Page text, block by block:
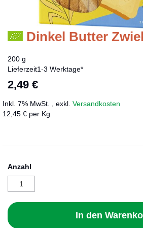
Dinkel Butter
200 g
Lieferzeit1-3 Werktage*
2,49 €
Inkl. 7% MwSt. exkl. Versandkosten
12,45 € per Kg
Anzahl
In den
Zum
Bildergalerie